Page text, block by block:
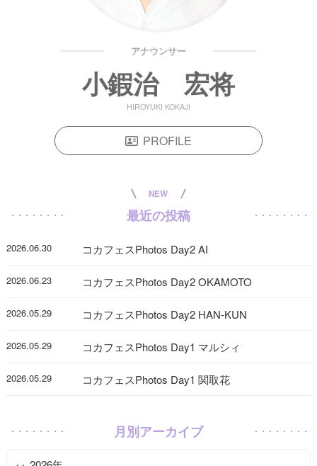
アナウンサー
小鍜治 宏将
HIROYUKI KOKAJI
PROFILE
NEW
最近の投稿
2026.06.30 コカフェスPhotos Day2 AI
2026.06.23 コカフェスPhotos Day2 OKAMOTO
2026.05.29 コカフェスPhotos Day2 HAN-KUN
2026.05.29 コカフェスPhotos Day1 マルシィ
2026.05.29 コカフェスPhotos Day1 関取花
月別アーカイブ